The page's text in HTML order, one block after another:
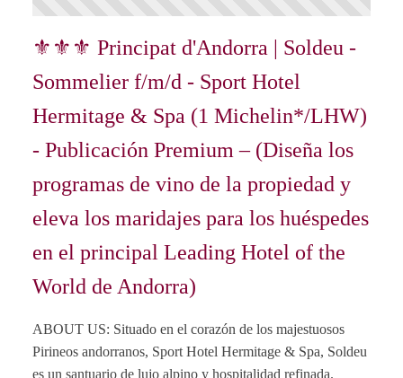
⚜⚜⚜ Principat d'Andorra | Soldeu -
Sommelier f/m/d - Sport Hotel
Hermitage & Spa (1 Michelin*/LHW)
- Publicación Premium – (Diseña los
programas de vino de la propiedad y
eleva los maridajes para los huéspedes
en el principal Leading Hotel of the
World de Andorra)
ABOUT US: Situado en el corazón de los majestuosos
Pirineos andorranos, Sport Hotel Hermitage & Spa, Soldeu
es un santuario de lujo alpino y hospitalidad refinada.